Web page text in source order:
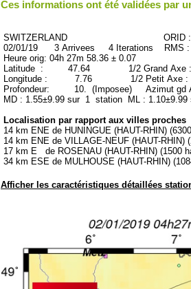
Ces informations ont été validées par
SWITZERLAND ORID :
02/01/19 3 Arrivees 4 Iterations RMS
Heure orig: 04h 27m 58.36 ± 0.07
Latitude : 47.64 1/2 Grand Axe
Longitude : 7.76 1/2 Petit Axe :
Profondeur: 10. (Imposee) Azimut gd
MD : 1.55±9.99 sur 1 station ML :
Localisation par rapport aux villes proches
14 km ENE de HUNINGUE (HAUT-RHIN)
14 km ENE de VILLAGE-NEUF (HAUT-RHIN)
17 km E de ROSENAU (HAUT-RHIN) (1500
34 km ESE de MULHOUSE (HAUT-RHIN)
Afficher les caractéristiques détaillées